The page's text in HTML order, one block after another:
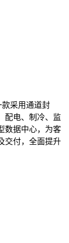
采用通道封
配电、制冷、监
数据中心，为客
交付，全面提升